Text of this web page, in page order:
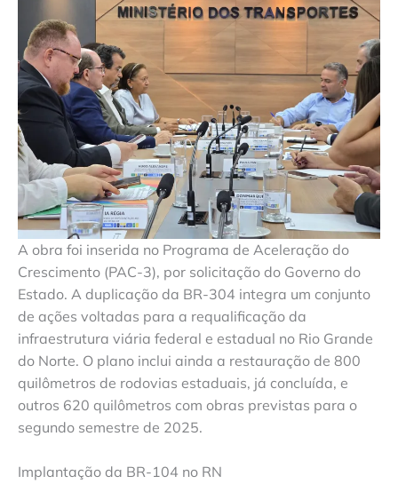
A obra foi inserida no Programa de Aceleração do
Crescimento (PAC-3), por solicitação do Governo do
Estado. A duplicação da BR-304 integra um conjunto
de ações voltadas para a requalificação da
infraestrutura viária federal e estadual no Rio Grande
do Norte. O plano inclui ainda a restauração de 800
quilômetros de rodovias estaduais, já concluída, e
outros 620 quilômetros com obras previstas para o
segundo semestre de 2025.
Implantação da BR-104 no RN